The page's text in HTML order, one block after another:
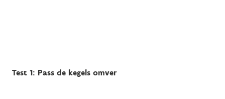
Test 1: Pass de kegels omver